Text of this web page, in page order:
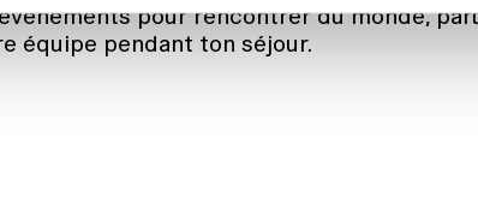
pour rencontrer du monde,
équipe pendant ton séjour.